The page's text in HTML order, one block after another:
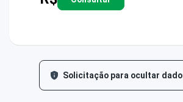
Solicitação para ocultar